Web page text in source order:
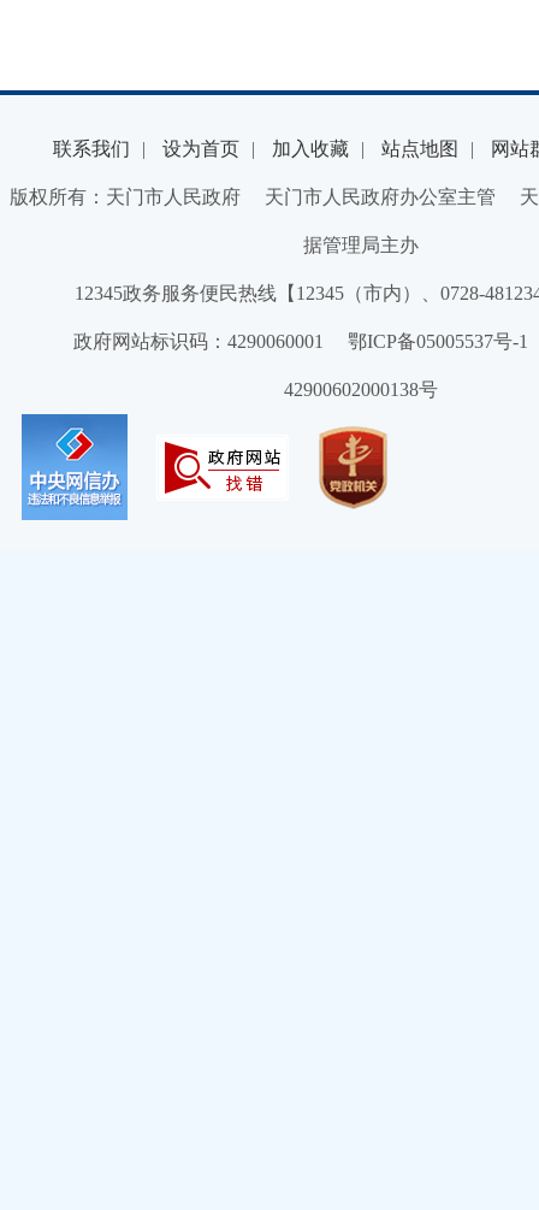
联系我们 | 设为首页 | 加入收藏 | 站点地图 | 网站
版权所有：天门市人民政府 天门市人民政府办公室主管 天
据管理局主办
12345政务服务便民热线【12345（市内）、0728-
政府网站标识码：4290060001 鄂ICP备05005537号
42900602000138号